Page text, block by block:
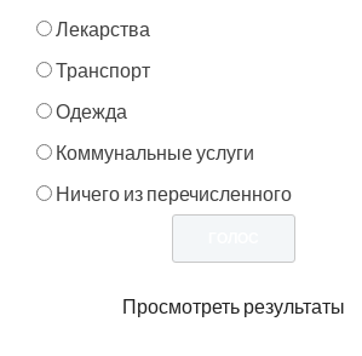
Лекарства
Транспорт
Одежда
Коммунальные услуги
Ничего из перечисленного
Просмотреть результаты